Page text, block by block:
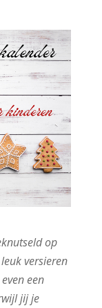
op
versieren
een
jij je